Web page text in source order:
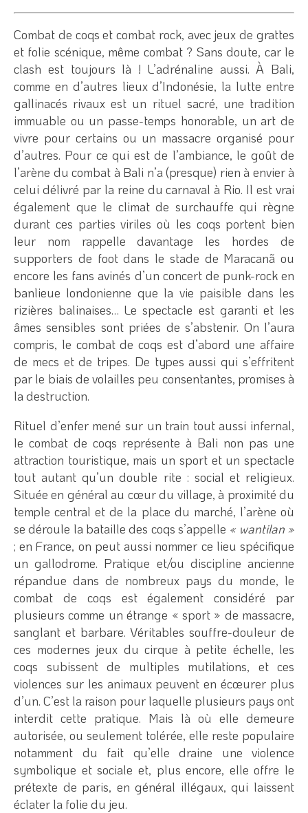
Combat de coqs et combat rock, avec jeux de grattes
et folie scénique, même combat ? Sans doute, car le
clash est toujours là ! L’adrénaline aussi. À Bali,
comme en d’autres lieux d’Indonésie, la lutte entre
gallinacés rivaux est un rituel sacré, une tradition
immuable ou un passe-temps honorable, un art de
vivre pour certains ou un massacre organisé pour
d’autres. Pour ce qui est de l’ambiance, le goût de
l’arène du combat à Bali n’a (presque) rien à envier à
celui délivré par la reine du carnaval à Rio. Il est vrai
également que le climat de surchauffe qui règne
durant ces parties viriles où les coqs portent bien
leur nom rappelle davantage les hordes de
supporters de foot dans le stade de Maracanã ou
encore les fans avinés d’un concert de punk-rock en
banlieue londonienne que la vie paisible dans les
rizières balinaises… Le spectacle est garanti et les
âmes sensibles sont priées de s’abstenir. On l’aura
compris, le combat de coqs est d’abord une affaire
de mecs et de tripes. De types aussi qui s’effritent
par le biais de volailles peu consentantes, promises à
la destruction.
Rituel d’enfer mené sur un train tout aussi infernal,
le combat de coqs représente à Bali non pas une
attraction touristique, mais un sport et un spectacle
tout autant qu’un double rite : social et religieux.
Située en général au cœur du village, à proximité du
temple central et de la place du marché, l’arène où
se déroule la bataille des coqs s’appelle « wantilan »
; en France, on peut aussi nommer ce lieu spécifique
un gallodrome. Pratique et/ou discipline ancienne
répandue dans de nombreux pays du monde, le
combat de coqs est également considéré par
plusieurs comme un étrange « sport » de massacre,
sanglant et barbare. Véritables souffre-douleur de
ces modernes jeux du cirque à petite échelle, les
coqs subissent de multiples mutilations, et ces
violences sur les animaux peuvent en écœurer plus
d’un. C’est la raison pour laquelle plusieurs pays ont
interdit cette pratique. Mais là où elle demeure
autorisée, ou seulement tolérée, elle reste populaire
notamment du fait qu’elle draine une violence
symbolique et sociale et, plus encore, elle offre le
prétexte de paris, en général illégaux, qui laissent
éclater la folie du jeu.